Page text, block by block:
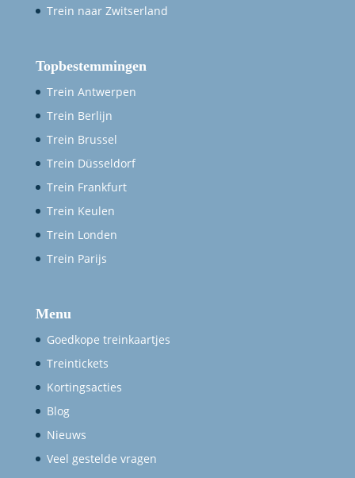
Trein naar Zwitserland
Topbestemmingen
Trein Antwerpen
Trein Berlijn
Trein Brussel
Trein Düsseldorf
Trein Frankfurt
Trein Keulen
Trein Londen
Trein Parijs
Menu
Goedkope treinkaartjes
Treintickets
Kortingsacties
Blog
Nieuws
Veel gestelde vragen